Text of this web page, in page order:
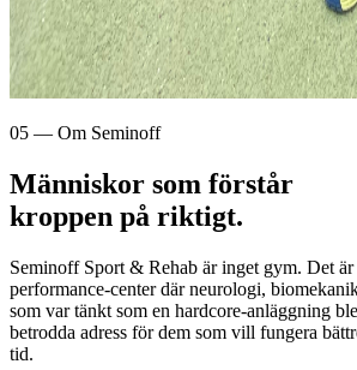
05 — Om Seminoff
Människor som förstår
kroppen på riktigt.
Seminoff Sport & Rehab är inget gym. Det
performance-center där neurologi,
som var tänkt som en hardcore-anläggning
betrodda adress för dem som vill fungera
tid.